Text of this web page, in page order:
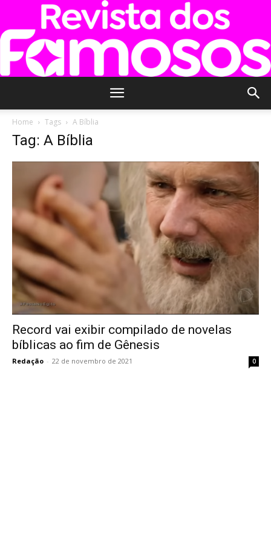
Famosos
Home Tags A Bíblia
Tag: A Bíblia
Record vai exibir compilado de novelas
bíblicas ao fim de Gênesis
Redação - 22 de novembro de 2021 0